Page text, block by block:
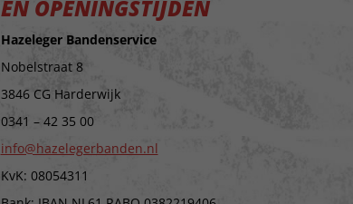
EN OPENINGSTIJDEN
Hazeleger Bandenservice
Nobelstraat 8
3846 CG Harderwijk
0341 – 42 35 00
info@hazelegerbanden.nl
KvK: 08054311